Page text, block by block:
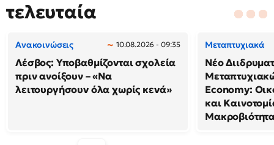
τελευταία
Ανακοινώσεις 10.08.2026 - 09:35
Λέσβος: Υποβαθμίζονται σχολεία
πριν ανοίξουν – «Να
λειτουργήσουν όλα χωρίς κενά»
Μεταπτυχιακά
Νέο
Economy:
και